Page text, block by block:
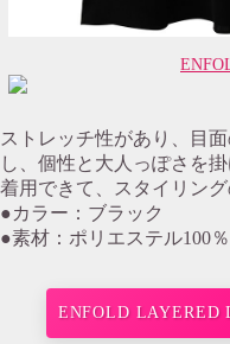
ストレッチ性があり、目
し、個性と大人っぽさを
着用できて、スタイリン
●カラー：ブラック
●素材：ポリエステル100％
ENFOLD LAYERED